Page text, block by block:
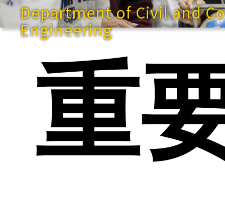
快
Department of Civil and
Engineering
重